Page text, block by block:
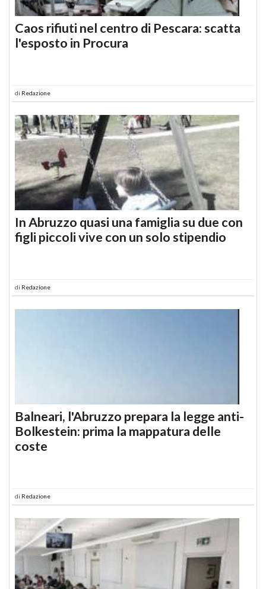
Caos rifiuti nel centro di Pescara: scatta
l'esposto in Procura
di Redazione
In Abruzzo quasi una famiglia su due con
figli piccoli vive con un solo stipendio
di Redazione
Balneari, l'Abruzzo prepara la legge anti-
Bolkestein: prima la mappatura delle
coste
di Redazione